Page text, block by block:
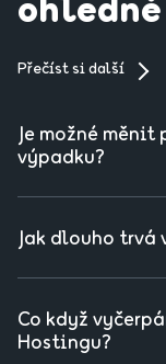
Přečíst si další
Je možné
výpadku?
kdykoliv změnit.
Jak dlouho
kartou. Ihned po
vytvořený a vy si
WebAdmin
Co když
Hostingu?